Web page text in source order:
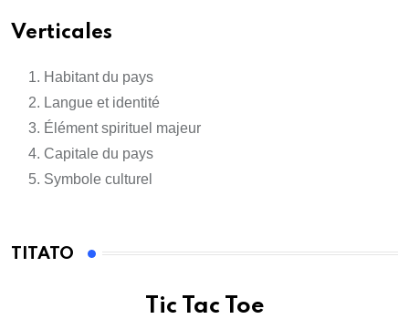
Verticales
Habitant du pays
Langue et identité
Élément spirituel majeur
Capitale du pays
Symbole culturel
TITATO
Tic Tac Toe